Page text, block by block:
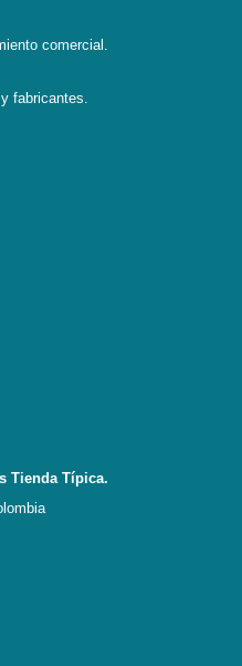
comercial.
fabricantes.
Tienda Típica.